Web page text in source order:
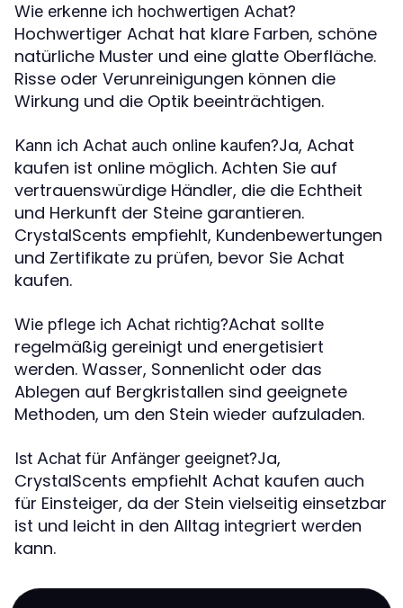
Wie erkenne ich hochwertigen Achat?
Hochwertiger Achat hat klare Farben, schöne
natürliche Muster und eine glatte Oberfläche.
Risse oder Verunreinigungen können die
Wirkung und die Optik beeinträchtigen.
Kann ich Achat auch online kaufen?Ja, Achat
kaufen ist online möglich. Achten Sie auf
vertrauenswürdige Händler, die die Echtheit
und Herkunft der Steine garantieren.
CrystalScents empfiehlt, Kundenbewertungen
und Zertifikate zu prüfen, bevor Sie Achat
kaufen.
Wie pflege ich Achat richtig?Achat sollte
regelmäßig gereinigt und energetisiert
werden. Wasser, Sonnenlicht oder das
Ablegen auf Bergkristallen sind geeignete
Methoden, um den Stein wieder aufzuladen.
Ist Achat für Anfänger geeignet?Ja,
CrystalScents empfiehlt Achat kaufen auch
für Einsteiger, da der Stein vielseitig einsetzbar
ist und leicht in den Alltag integriert werden
kann.